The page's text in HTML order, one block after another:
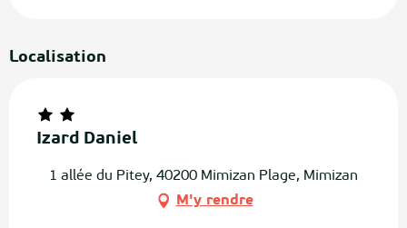
Localisation
Izard Daniel
1 allée du Pitey, 40200 Mimizan Plage, Mimizan
M'y rendre